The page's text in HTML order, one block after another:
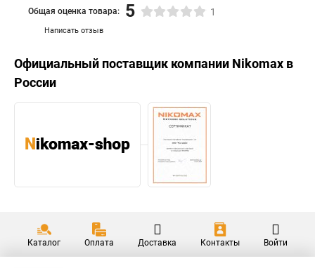
Написать отзыв
Общая оценка товара: 5 1
Официальный поставщик компании Nikomax в
России
Каталог Оплата Доставка Контакты Войти